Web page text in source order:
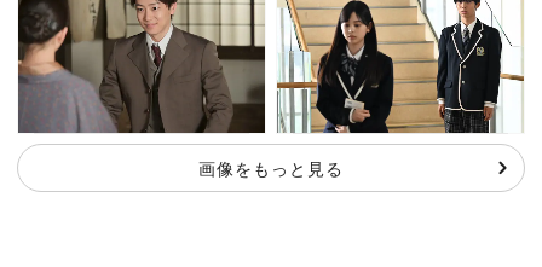
画像をもっと見る